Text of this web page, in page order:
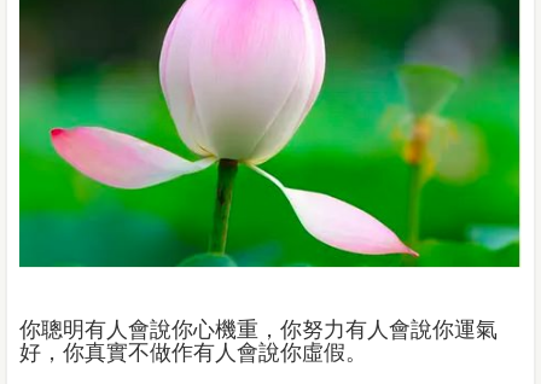
你聰明有人會說你心機重，你努力有人會說你運氣
好，你真實不做作有人會說你虛假。